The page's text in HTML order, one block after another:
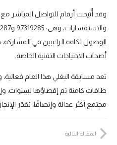
وقد أُتيحت أرقام للتواصل المباشر
الوصول لكافة الراغبين في
أصحاب الاحتياجات التقنية الخاصة.
تعد مسابقة البغلي هذا العام
طاقات كامنة تم إقصاؤها لسنوات،
مجتمع أكثر عدالة وإنصافًا، يُقدّر
المقالة التالية